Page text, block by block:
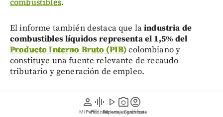
person
Mi Perfil
graphic_eq
Pódcast
play_arrow
Videos
photo_camera
Reportajes gráficos
account_circle
Suscríbete
combustibles.
El informe también destaca que laindustria de
combustibles líquidos representa el 1,5% del
Producto Interno Bruto (PIB)colombiano y
constituye una fuente relevante de recaudo
tributario y generación de empleo.